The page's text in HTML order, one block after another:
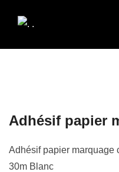
Adhésif papier
Adhésif papier marquage
30m Blanc